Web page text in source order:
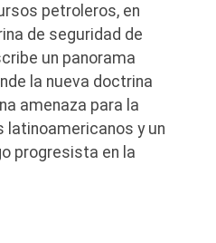
petroleros, en
de seguridad de
un panorama
la nueva doctrina
amenaza para la
latinoamericanos y un
progresista en la